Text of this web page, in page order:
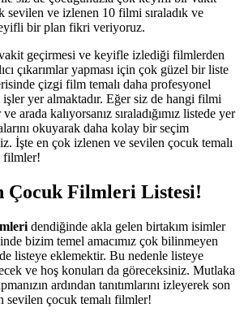
sevilen ve izlenen 10 filmi sıraladık ve
bir plan fikri veriyoruz.
geçirmesi ve keyifle izlediği filmlerden
çıkarımlar yapması için çok güzel bir liste
çizgi film temalı daha profesyonel
yer almaktadır. Eğer siz de hangi filmi
arada kalıyorsanız sıraladığımız listede yer
okuyarak daha kolay bir seçim
İşte en çok izlenen ve sevilen çocuk temalı
filmler!
Çocuk Filmleri Listesi!
dendiğinde akla gelen birtakım isimler
bizim temel amacımız çok bilinmeyen
listeye eklemektir. Bu nedenle listeye
ve hoş konuları da göreceksiniz. Mutlaka
ardından tanıtımlarını izleyerek son
sevilen çocuk temalı filmler!